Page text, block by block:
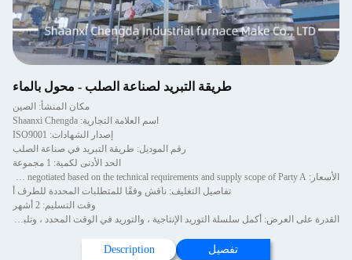
طريقة التبريد لصناعة الصلب - محول بالماء
مكان المنشأ: الصين
اسم العلامة التجارية: Shaanxi Chengda
إصدار الشهادات: ISO9001
رقم الموديل: طريقة التبريد في صناعة الصلب
الحد الأدنى لكمية: 1 مجموعة
الأسعار: The price will be negotiated based on the technical requirements and supply scope of Party A
تفاصيل التغليف: ناقش وفقًا للمتطلبات المحددة للطرف أ
وقت التسليم: 2 أشهر
القدرة على العرض: أكمل سلسلة التوريد الإنتاجية ، والتوريد في الوقت المحدد ، وتلبية معايير الجودة
تفصيل Description